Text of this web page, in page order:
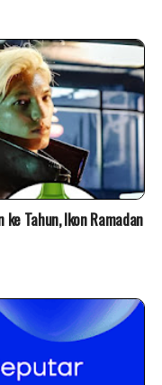
Tahun, Ikon Ramadan